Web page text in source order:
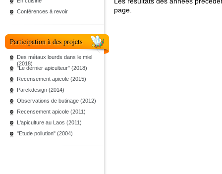
Conférences à revoir
Participation à des projets
Des métaux lourds dans le miel
(2018)
"Le dernier apiculteur" (2018)
Recensement apicole (2015)
Parckdesign (2014)
Observations de butinage (2012)
Recensement apicole (2011)
L'apiculture au Laos (2011)
"Etude pollution" (2004)
page.